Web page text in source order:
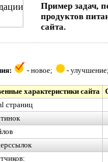
Пример задач,
продуктов
сайта.
- новое; -
характеристики сайта
страниц